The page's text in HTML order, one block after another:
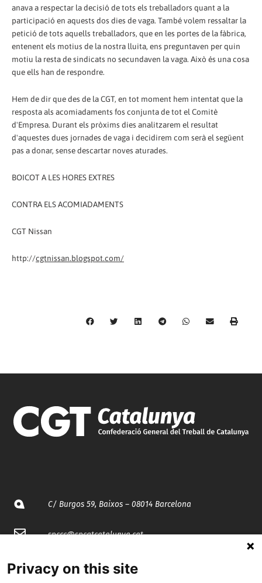
anava a respectar la decisió de tots els treballadors quant a la
participació en aquests dos dies de vaga. També volem ressaltar la
petició de tots aquells treballadors, que en les portes de la fàbrica,
entenent els motius de la nostra lluita, ens preguntaven per quin
motiu la resta de sindicats no secundaven la vaga. Això és una cosa
que ells han de respondre.
Hem de dir que des de la CGT, en tot moment hem intentat que la
resposta als acomiadaments fos conjunta de tot el Comitè
d'Empresa. Durant els pròxims dies analitzarem el resultat
d'aquestes dues jornades de vaga i decidirem com serà el següent
pas a donar, sense descartar noves aturades.
BOICOT A LES HORES EXTRES
CONTRA ELS ACOMIADAMENTS
CGT Nissan
http://cgtnissan.blogspot.com/
C/ Burgos 59, Baixos – 08014 Barcelona
spccc@spcgtcatalunya.cat
Privacy on this site